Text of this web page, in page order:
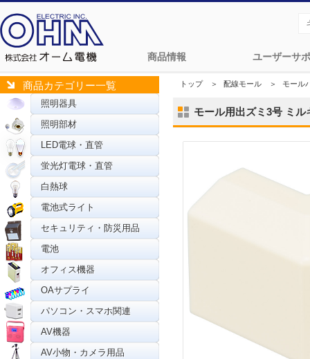
商品情報 ユーザーサ
商品カテゴリー一覧
照明器具
照明部材
LED電球・直管
蛍光灯電球・直管
白熱球
電池式ライト
セキュリティ・防災用品
電池
オフィス機器
OAサプライ
パソコン・スマホ関連
AV機器
AV小物・カメラ用品
トップ＞ 配線モール ＞ モール
モール用出ズミ3号 ミ